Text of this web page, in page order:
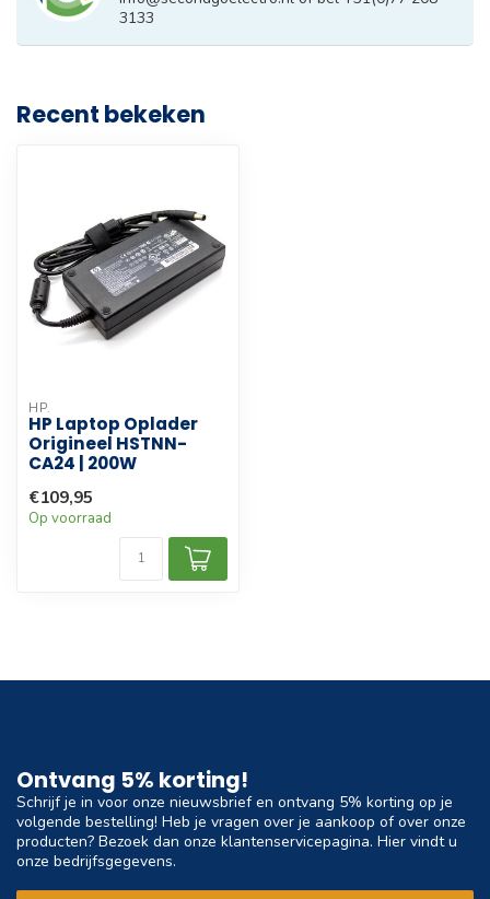
3133
Recent bekeken
HP.
HP Laptop Oplader
Origineel HSTNN-
CA24 | 200W
€109,95
Op voorraad
Ontvang 5% korting!
Schrijf je in voor onze nieuwsbrief en ontvang 5% korting op je
volgende bestelling! Heb je vragen over je aankoop of over onze
producten? Bezoek dan onze klantenservicepagina. Hier vindt u
onze bedrijfsgegevens.